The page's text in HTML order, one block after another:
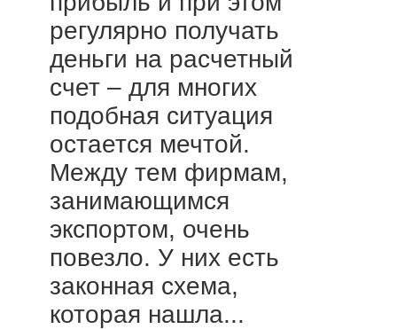
регулярно получать
деньги на расчетный
счет – для многих
подобная ситуация
остается мечтой.
Между тем фирмам,
занимающимся
экспортом, очень
повезло. У них есть
законная схема,
которая нашла...